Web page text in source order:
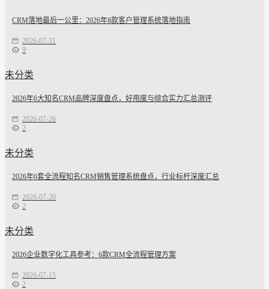
CRM落地最后一公里：2026年8款客户管理系统落地指南
2026-07-31
9
未分类
2026年6大知名CRM品牌深度盘点，好用度与综合实力汇总测评
2026-07-26
2
未分类
2026年6套全流程知名CRM销售管理系统盘点，行业标杆深度汇总
2026-07-20
2
未分类
2026企业数字化工具参考：6款CRM全流程管理方案
2026-07-15
2